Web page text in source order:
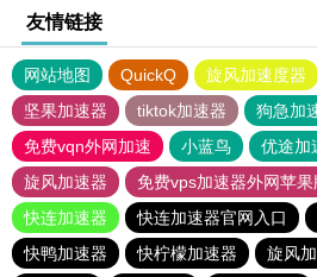
友情链接
网站地图 QuickQ 旋风加速度器
坚果加速器
tiktok加速器
狗急加
免费vqn外网加速
小蓝鸟 优途加
旋风加速器
免费vps加速器外网苹果
快连加速器
快连加速器官网入口
快鸭加速器
快柠檬加速器 旋风